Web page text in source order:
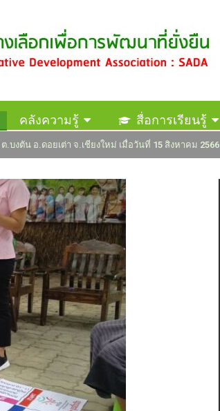
คลังความรู้ สื่อการเรียนรู้
ต่อสมาคม
งตัน อ.ดอยเต่า จ.เชียงใหม่ เมื่อวันที่ 15 สิงหาคม 2566